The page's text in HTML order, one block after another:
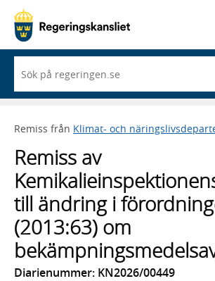
du
börjar
skriva
framträder
lista
med
sökförslag
Remiss från Klimat- och
Remiss av
till ändring i
(2013:63) om
Diarienummer: KN2026/00449